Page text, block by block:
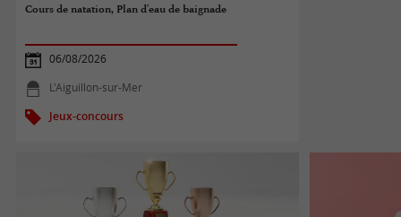
Cours de natation, Plan d'eau de baignade
06/08/2026
L'Aiguillon-sur-Mer
Jeux-concours